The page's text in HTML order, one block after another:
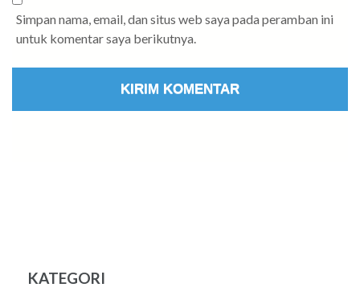
Simpan nama, email, dan situs web saya pada peramban ini
untuk komentar saya berikutnya.
KATEGORI